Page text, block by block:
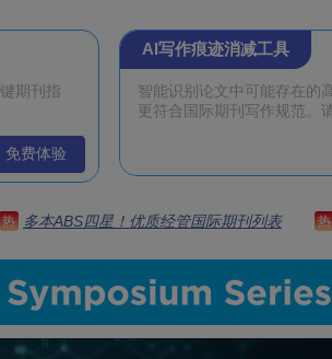
免费体验
AI写作痕迹消减工具
热 多本ABS四星！优质经管国际期刊列表 热